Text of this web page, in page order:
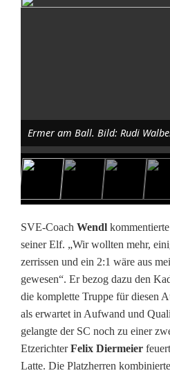
d
e
n
a
u
:
E
i
n
h
Ermer am Ball. Bild: Rudi
SVE-Coach Wendl
seiner Elf. „Wir wollten mehr,
zerrissen und ein 2:1 wäre aus
gewesen“. Er bezog dazu den
die komplette Truppe für diesen
als erwartet in Aufwand und
gelangte der SC noch zu einer
EtzerichterFelix Diermeier
Latte. Die Platzherren